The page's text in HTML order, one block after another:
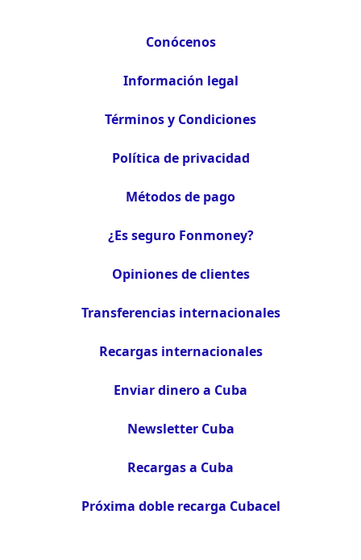
Conócenos
Información legal
Términos y Condiciones
Política de privacidad
Métodos de pago
¿Es seguro Fonmoney?
Opiniones de clientes
Transferencias internacionales
Recargas internacionales
Enviar dinero a Cuba
Newsletter Cuba
Recargas a Cuba
Próxima doble recarga Cubacel